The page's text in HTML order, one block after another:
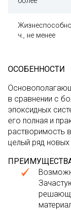
ч., не менее
ОСОБЕННОСТИ
в сравнении с
эпоксидных
его полная и
растворимость
целый ряд